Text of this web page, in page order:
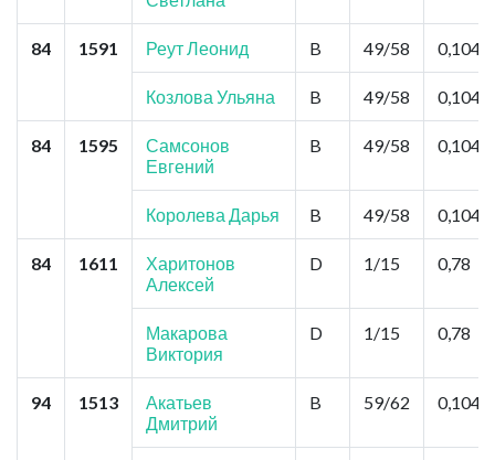
84 1591 Реут Леонид B 49/58 0,104
Козлова Ульяна B 49/58 0,104
84 1595
Самсонов
Евгений
B 49/58 0,104
Королева Дарья B 49/58 0,104
84 1611
Харитонов
Алексей
D 1/15 0,78
Макарова
Виктория
D 1/15 0,78
94 1513
Акатьев
Дмитрий
B 59/62 0,104